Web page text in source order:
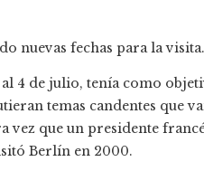
nuevas fechas para la visita.
4 de julio, tenía como
temas candentes que
que un presidente
Berlín en 2000.